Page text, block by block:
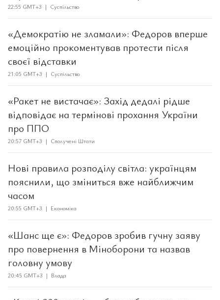
22:55 GMT+3 | Суспільство
«Демократію не зламали»: Федоров вперше
емоційно прокоментував протести після
своєї відставки
21:05 GMT+3 | Суспільство
«Ракет не вистачає»: Захід дедалі рідше
відповідає на термінові прохання України
про ППО
20:57 GMT+3 | Сполучені Штати
Нові правила розподілу світла: українцям
пояснили, що зміниться вже найближчим
часом
20:55 GMT+3 | Економіка
«Шанс ще є»: Федоров зробив гучну заяву
про повернення в Міноборони та назвав
головну умову
20:45 GMT+3 | Влада